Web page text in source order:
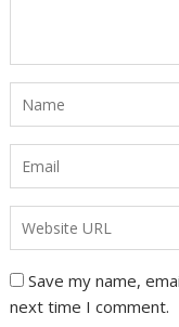
Save my name,
next time I comment.